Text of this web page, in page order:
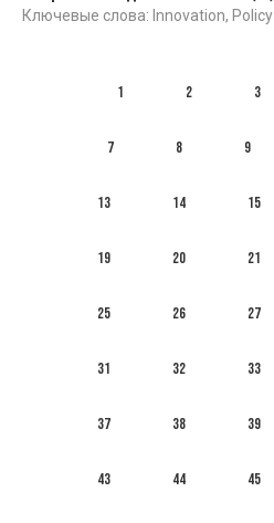
Ключевые слова: Innovation, Policy
1 2 3
7 8 9
13 14 15
19 20 21
25 26 27
31 32 33
37 38 39
43 44 45